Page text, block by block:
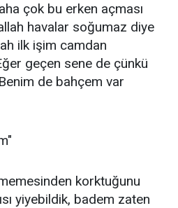
çok bu erken açması
havalar soğumaz diye
ilk işim camdan
geçen sene de çünkü
de bahçem var
korktuğunu
yiyebildik, badem zaten